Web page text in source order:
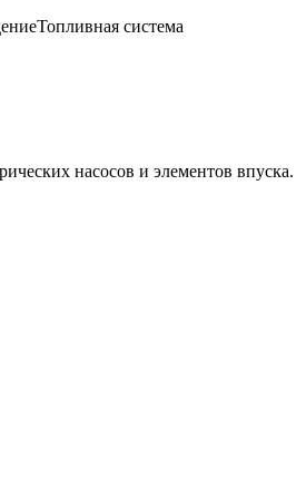
Топливная система
насосов и элементов впуска.